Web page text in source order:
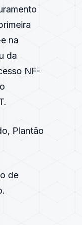
na
da
NF-
Plantão
de